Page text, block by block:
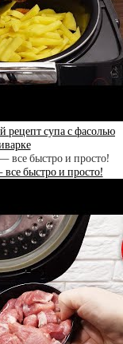
рецепт супа с фасолью
быстро и просто!